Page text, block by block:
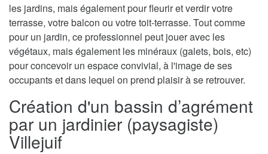
les jardins, mais également pour fleurir et verdir votre
terrasse, votre balcon ou votre toit-terrasse. Tout comme
pour un jardin, ce professionnel peut jouer avec les
végétaux, mais également les minéraux (galets, bois, etc)
pour concevoir un espace convivial, à l'image de ses
occupants et dans lequel on prend plaisir à se retrouver.
Création d'un bassin d’agrément
par un jardinier (paysagiste)
Villejuif